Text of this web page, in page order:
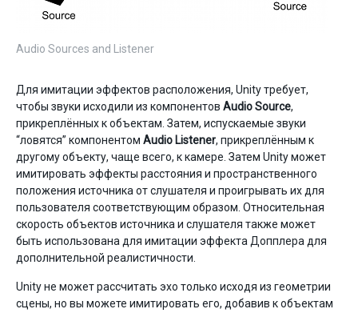
Audio Sources and Listener
Для имитации эффектов расположения, Unity требует,
чтобы звуки исходили из компонентов Audio Source,
прикреплённых к объектам. Затем, испускаемые звуки
“ловятся” компонентом Audio Listener, прикреплённым к
другому объекту, чаще всего, к камере. Затем Unity может
имитировать эффекты расстояния и пространственного
положения источника от слушателя и проигрывать их для
пользователя соответствующим образом. Относительная
скорость объектов источника и слушателя также может
быть использована для имитации эффекта Допплера для
дополнительной реалистичности.
Unity не может рассчитать эхо только исходя из геометрии
сцены, но вы можете имитировать его, добавив к объектам